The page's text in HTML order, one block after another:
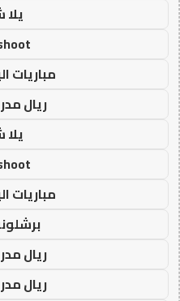
مباريات
ريال
مباريات
ريال
ريال